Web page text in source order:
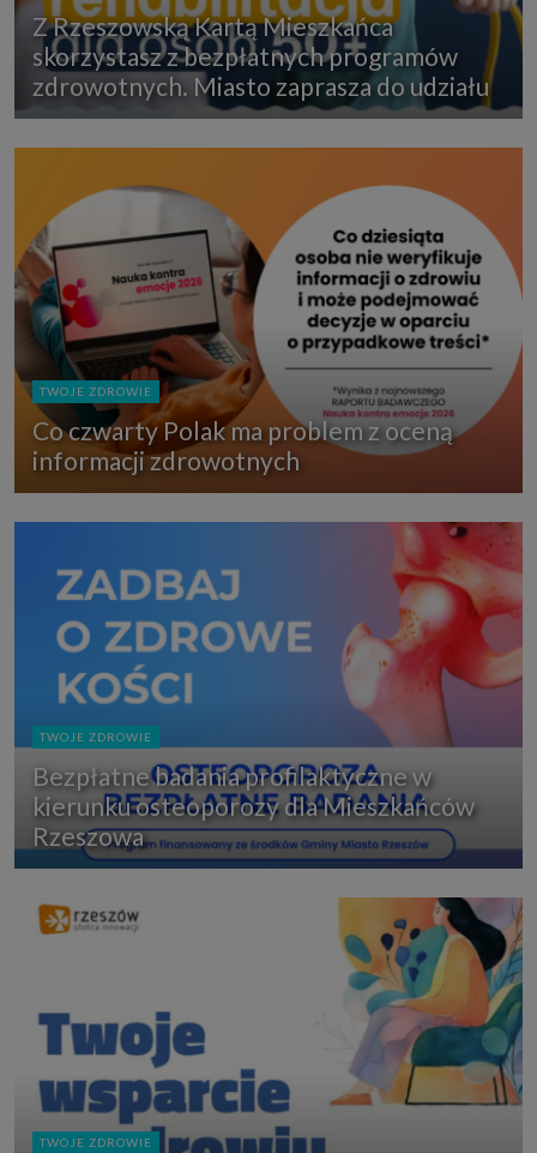
Z Rzeszowską Kartą Mieszkańca
skorzystasz z bezpłatnych programów
zdrowotnych. Miasto zaprasza do udziału
TWOJE ZDROWIE
Co czwarty Polak ma problem z oceną
informacji zdrowotnych
TWOJE ZDROWIE
Bezpłatne badania profilaktyczne w
kierunku osteoporozy dla Mieszkańców
Rzeszowa
TWOJE ZDROWIE